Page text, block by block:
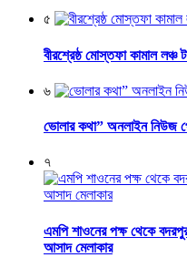
৫
বীরশ্রেষ্ঠ মোস্তফা কামাল লঞ্চ
৬
ভোলার কথা” অনলাইন নিউজ
৭
এমপি শাওনের পক্ষ থেকে
আসাদ মেলাকার